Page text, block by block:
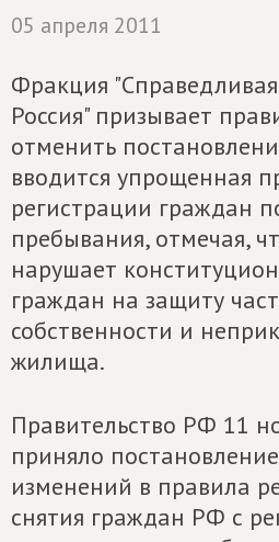
05 апреля 2011
Фракция "Справедливая
Россия" призывает
отменить
вводится упрощенная
регистрации граждан
пребывания, отмечая,
нарушает
граждан на защиту
собственности и
жилища.
Правительство РФ 11
приняло
изменений в правила
снятия граждан РФ с